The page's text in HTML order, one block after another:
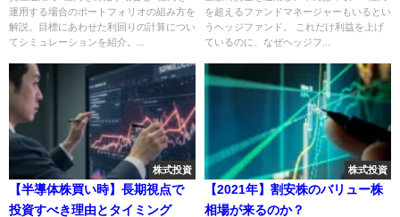
運用する場合のポートフォリオの組み方を
解説。目標にあわせた利回りの計算につい
てシミュレーションを紹介。...
を超えるファンドマネージャーもいるとい
うヘッジファンド。 これだけ利益を上げ
ているのに、なぜヘッジフ...
株式投資
【半導体株買い時】長期視点で
投資すべき理由とタイミング
株式投資
【2021年】割安株のバリュー株
相場が来るのか？